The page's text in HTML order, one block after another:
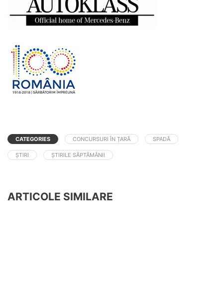
CATEGORIES CONCURSURI ÎN ȚARĂ SPADĂ
ȘTIRI ȘTIRILE SĂPTĂMÂNII
ARTICOLE SIMILARE